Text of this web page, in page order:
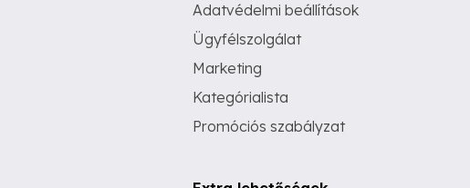
Adatvédelmi beállítások
Ügyfélszolgálat
Marketing
Kategórialista
Promóciós szabályzat